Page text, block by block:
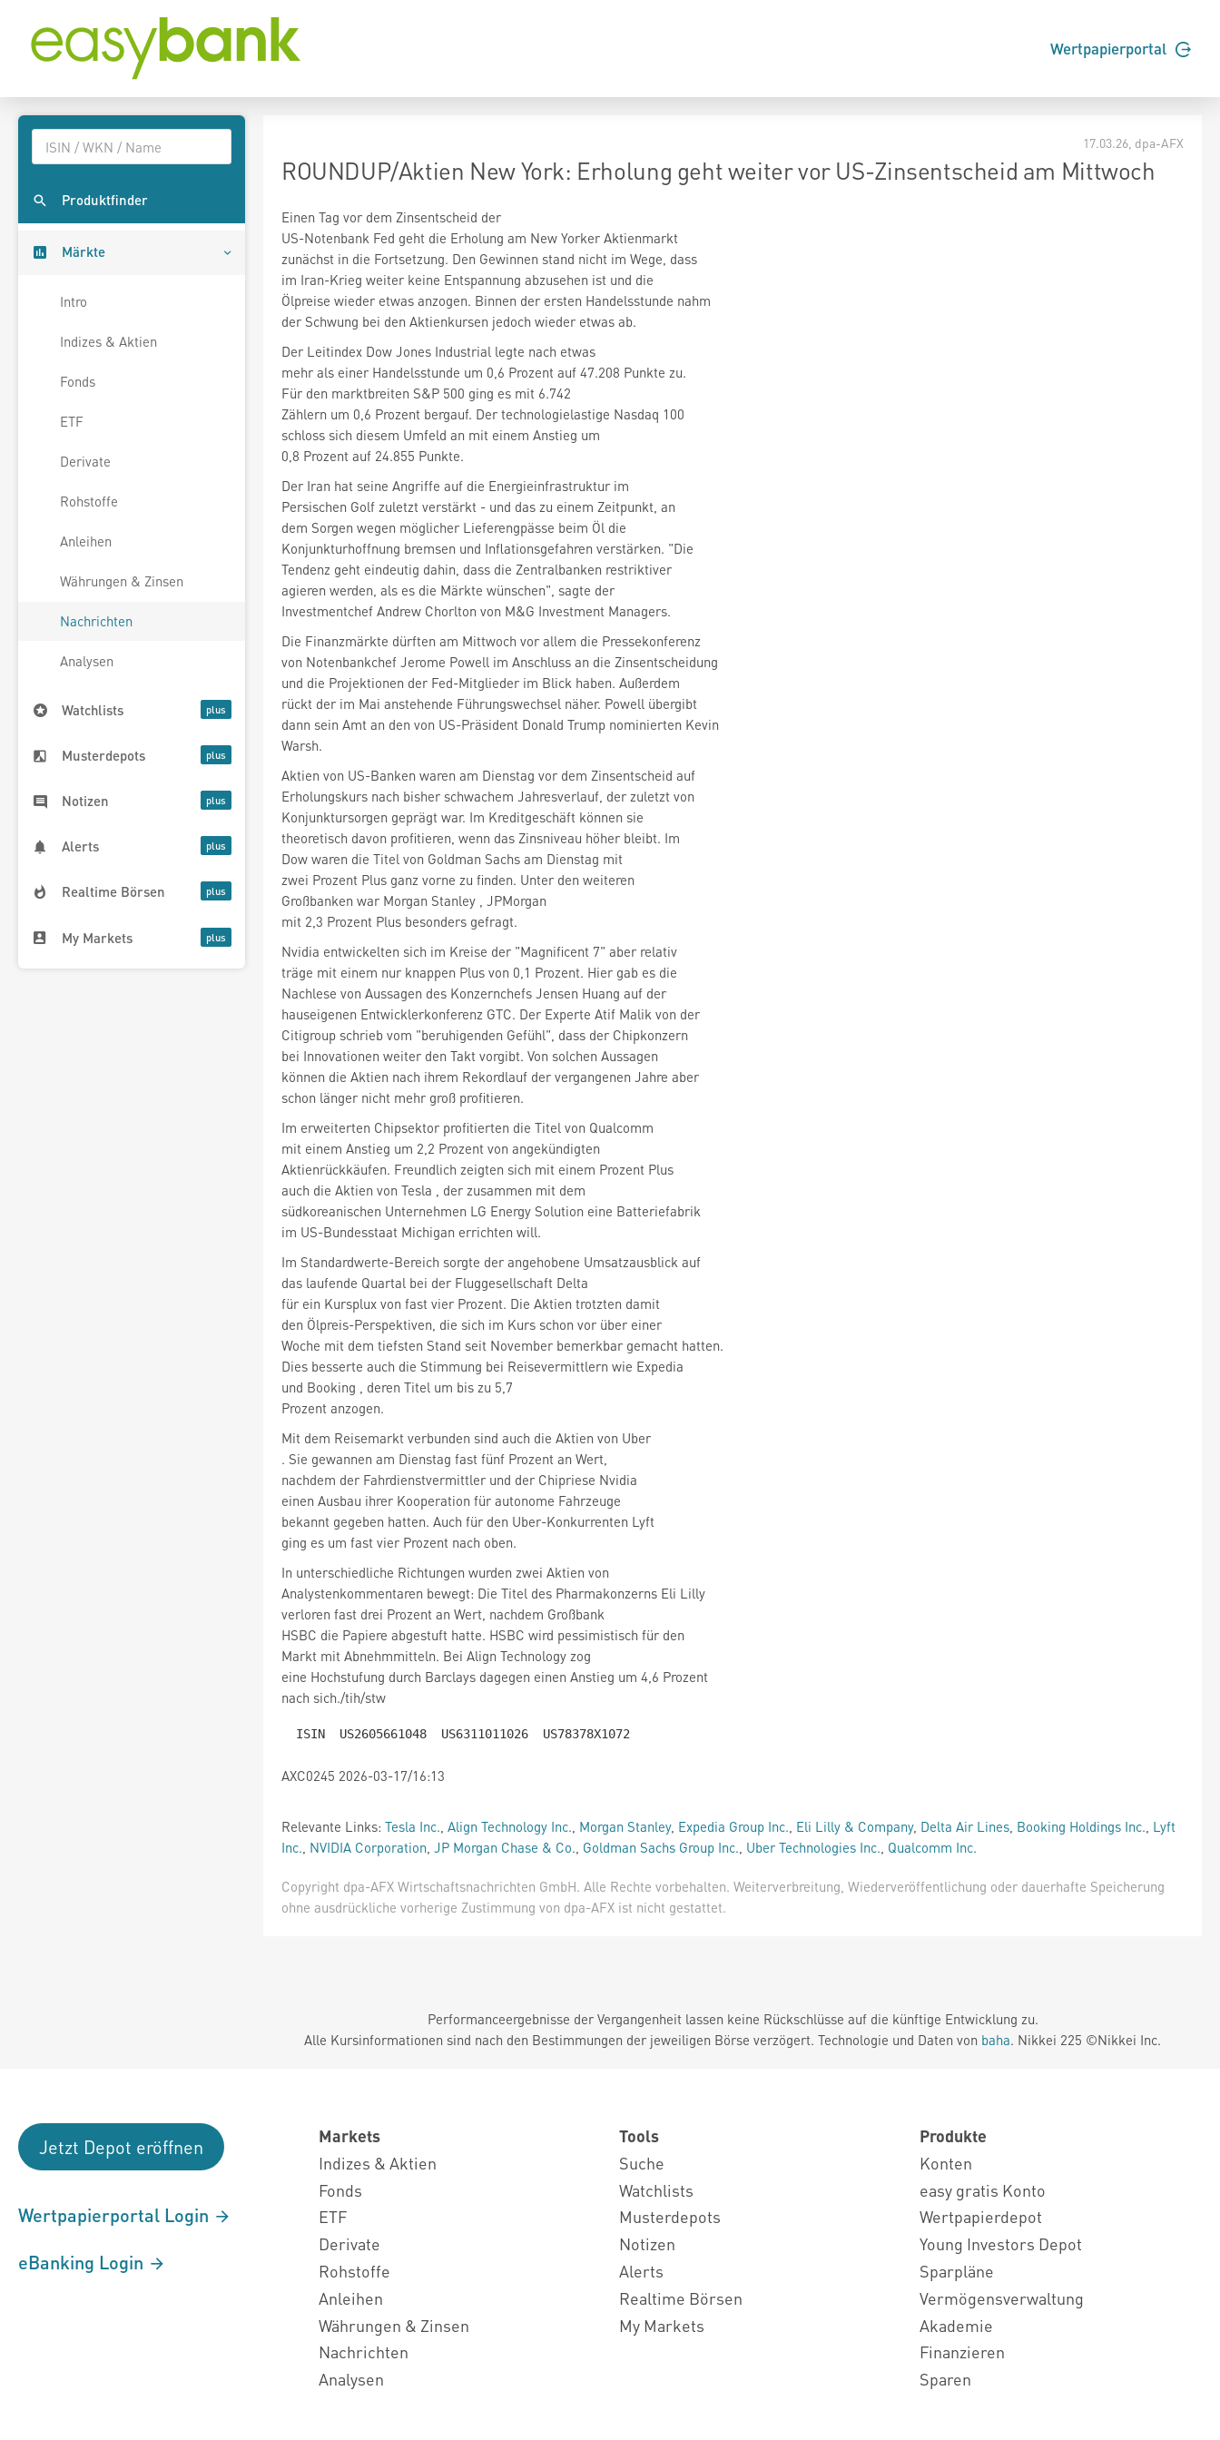
Wertpapierportal
Produktfinder
Märkte
Intro
Indizes & Aktien
Fonds
ETF
Derivate
Rohstoffe
Anleihen
Währungen & Zinsen
Nachrichten
Analysen
Watchlists
Musterdepots
Notizen
Alerts
Realtime Börsen
My Markets
17.03.26 , dpa-AFX
ROUNDUP/Aktien New York: Erholung geht weiter vor US-Zinsentscheid am Mittwoch
Einen Tag vor dem Zinsentscheid der
US-Notenbank Fed geht die Erholung am New Yorker Aktienmarkt
zunächst in die Fortsetzung. Den Gewinnen stand nicht im Wege, dass
im Iran-Krieg weiter keine Entspannung abzusehen ist und die
Ölpreise wieder etwas anzogen. Binnen der ersten Handelsstunde nahm
der Schwung bei den Aktienkursen jedoch wieder etwas ab.
Der Leitindex Dow Jones Industrial legte nach etwas
mehr als einer Handelsstunde um 0,6 Prozent auf 47.208 Punkte zu.
Für den marktbreiten S&P 500 ging es mit 6.742
schloss sich diesem Umfeld an mit einem Anstieg um
0,8 Prozent auf 24.855 Punkte.
Der Iran hat seine Angriffe auf die Energieinfrastruktur im
Persischen Golf zuletzt verstärkt - und das zu einem Zeitpunkt, an
dem Sorgen wegen möglicher Lieferengpässe beim Öl die
Konjunkturhoffnung bremsen und Inflationsgefahren verstärken. "Die
Tendenz geht eindeutig dahin, dass die Zentralbanken restriktiver
agieren werden, als es die Märkte wünschen", sagte der
Investmentchef Andrew Chorlton von M&G Investment Managers.
Die Finanzmärkte dürften am Mittwoch vor allem die Pressekonferenz
von Notenbankchef Jerome Powell im Anschluss an die Zinsentscheidung
und die Projektionen der Fed-Mitglieder im Blick haben. Außerdem
rückt der im Mai anstehende Führungswechsel näher. Powell übergibt
dann sein Amt an den von US-Präsident Donald Trump nominierten Kevin
Warsh.
Aktien von US-Banken waren am Dienstag vor dem Zinsentscheid auf
Erholungskurs nach bisher schwachem Jahresverlauf, der zuletzt von
Konjunktursorgen geprägt war. Im Kreditgeschäft können sie
theoretisch davon profitieren, wenn das Zinsniveau höher bleibt. Im
Dow waren die Titel von Goldman Sachs am Dienstag mit
zwei Prozent Plus ganz vorne zu finden. Unter den weiteren
Großbanken war Morgan Stanley
mit 2,3 Prozent Plus besonders gefragt.
Nvidia entwickelten sich im Kreise der "Magnificent 7" aber relativ
träge mit einem nur knappen Plus von 0,1 Prozent. Hier gab es die
Nachlese von Aussagen des Konzernchefs Jensen Huang auf der
hauseigenen Entwicklerkonferenz GTC. Der Experte Atif Malik von der
Citigroup schrieb vom "beruhigenden Gefühl", dass der Chipkonzern
bei Innovationen weiter den Takt vorgibt. Von solchen Aussagen
können die Aktien nach ihrem Rekordlauf der vergangenen Jahre aber
schon länger nicht mehr groß profitieren.
mit einem Anstieg um 2,2 Prozent von angekündigten
Aktienrückkäufen. Freundlich zeigten sich mit einem Prozent Plus
auch die Aktien von Tesla , der zusammen mit dem
südkoreanischen Unternehmen LG Energy Solution eine Batteriefabrik
im US-Bundesstaat Michigan errichten will.
Im Standardwerte-Bereich sorgte der angehobene Umsatzausblick auf
das laufende Quartal bei der Fluggesellschaft Delta
für ein Kursplux von fast vier Prozent. Die Aktien trotzten damit
den Ölpreis-Perspektiven, die sich im Kurs schon vor über einer
Woche mit dem tiefsten Stand seit November bemerkbar gemacht hatten.
und Booking , deren Titel um bis zu 5,7
Prozent anzogen.
. Sie gewannen am Dienstag fast fünf Prozent an Wert,
einen Ausbau ihrer Kooperation für autonome Fahrzeuge
ging es um fast vier Prozent nach oben.
In unterschiedliche Richtungen wurden zwei Aktien von
verloren fast drei Prozent an Wert, nachdem Großbank
HSBC die Papiere abgestuft hatte. HSBC wird pessimistisch für den
Markt mit Abnehmmitteln. Bei Align Technology zog
eine Hochstufung durch Barclays dagegen einen Anstieg um 4,6 Prozent
nach sich./tih/stw
AXC0245 2026-03-17/16:13
Relevante Links: Tesla Inc., Align Technology Inc., Morgan Stanley, Expedia Group Inc., Eli Lilly & Company, Delta Air Lines, Booking Holdings Inc., Lyft
Inc., NVIDIA Corporation, JP Morgan Chase & Co., Goldman Sachs Group Inc., Uber Technologies Inc., Qualcomm Inc.
Copyright dpa-AFX Wirtschaftsnachrichten GmbH. Alle Rechte vorbehalten. Weiterverbreitung, Wiederveröffentlichung oder dauerhafte Speicherung
ohne ausdrückliche vorherige Zustimmung von dpa-AFX ist nicht gestattet.
Performanceergebnisse der Vergangenheit lassen keine Rückschlüsse auf die künftige Entwicklung zu.
Alle Kursinformationen sind nach den Bestimmungen der jeweiligen Börse verzögert. Technologie und Daten von baha. Nikkei 225 ©Nikkei Inc.
Jetzt Depot eröffnen
Wertpapierportal Login
eBanking Login
Markets
Indizes & Aktien
Fonds
ETF
Derivate
Rohstoffe
Anleihen
Währungen & Zinsen
Nachrichten
Analysen
Tools
Suche
Watchlists
Musterdepots
Notizen
Alerts
Realtime Börsen
My Markets
Produkte
Konten
easy gratis Konto
Wertpapierdepot
Young Investors Depot
Sparpläne
Vermögensverwaltung
Akademie
Finanzieren
Sparen